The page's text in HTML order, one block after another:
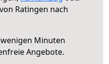
von Ratingen nach
Minuten
Angebote.